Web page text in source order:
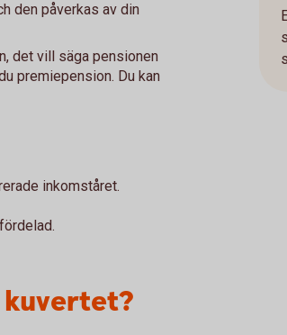
den påverkas av din
det vill säga pensionen
premiepension. Du kan
inkomståret.
kuvertet?